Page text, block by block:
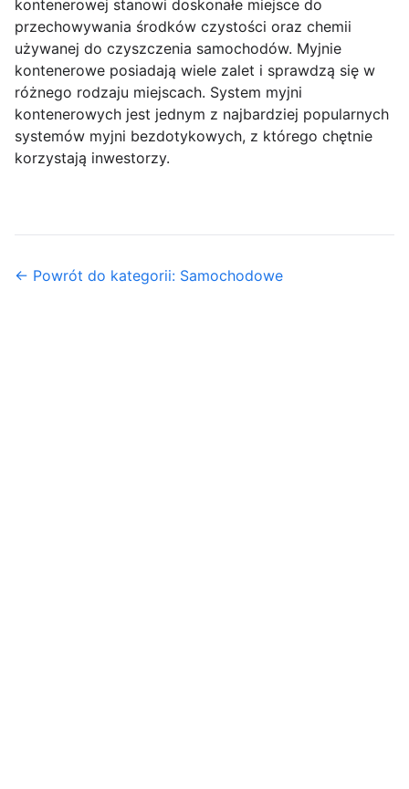
kontenerowej stanowi doskonałe miejsce do
przechowywania środków czystości oraz chemii
używanej do czyszczenia samochodów. Myjnie
kontenerowe posiadają wiele zalet i sprawdzą się w
różnego rodzaju miejscach. System myjni
kontenerowych jest jednym z najbardziej popularnych
systemów myjni bezdotykowych, z którego chętnie
korzystają inwestorzy.
← Powrót do kategorii: Samochodowe